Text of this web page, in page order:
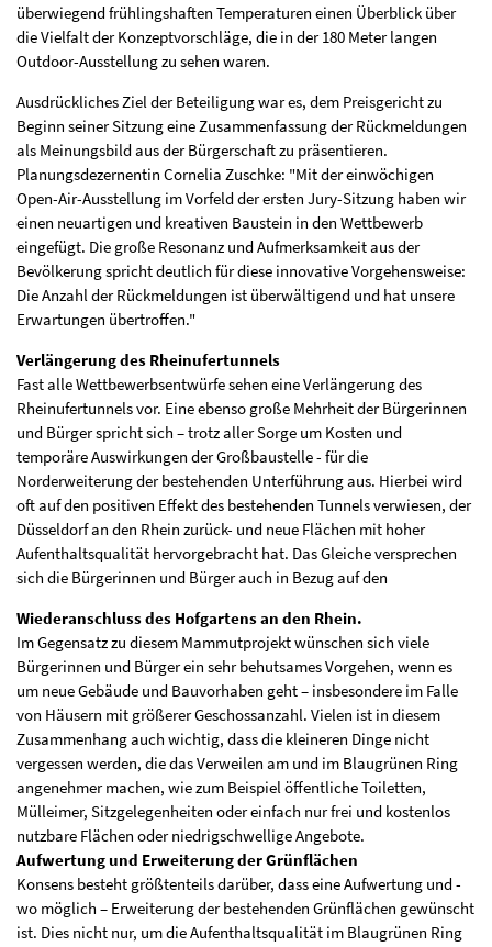
überwiegend frühlingshaften Temperaturen einen Überblick über
die Vielfalt der Konzeptvorschläge, die in der 180 Meter langen
Outdoor-Ausstellung zu sehen waren.
Ausdrückliches Ziel der Beteiligung war es, dem Preisgericht zu
Beginn seiner Sitzung eine Zusammenfassung der Rückmeldungen
als Meinungsbild aus der Bürgerschaft zu präsentieren.
Planungsdezernentin Cornelia Zuschke: "Mit der einwöchigen
Open-Air-Ausstellung im Vorfeld der ersten Jury-Sitzung haben wir
einen neuartigen und kreativen Baustein in den Wettbewerb
eingefügt. Die große Resonanz und Aufmerksamkeit aus der
Bevölkerung spricht deutlich für diese innovative Vorgehensweise:
Die Anzahl der Rückmeldungen ist überwältigend und hat unsere
Erwartungen übertroffen."
Verlängerung des Rheinufertunnels
Fast alle Wettbewerbsentwürfe sehen eine Verlängerung des
Rheinufertunnels vor. Eine ebenso große Mehrheit der Bürgerinnen
und Bürger spricht sich – trotz aller Sorge um Kosten und
temporäre Auswirkungen der Großbaustelle - für die
Norderweiterung der bestehenden Unterführung aus. Hierbei wird
oft auf den positiven Effekt des bestehenden Tunnels verwiesen, der
Düsseldorf an den Rhein zurück- und neue Flächen mit hoher
Aufenthaltsqualität hervorgebracht hat. Das Gleiche versprechen
sich die Bürgerinnen und Bürger auch in Bezug auf den
Wiederanschluss des Hofgartens an den Rhein.
Im Gegensatz zu diesem Mammutprojekt wünschen sich viele
Bürgerinnen und Bürger ein sehr behutsames Vorgehen, wenn es
um neue Gebäude und Bauvorhaben geht – insbesondere im Falle
von Häusern mit größerer Geschossanzahl. Vielen ist in diesem
Zusammenhang auch wichtig, dass die kleineren Dinge nicht
vergessen werden, die das Verweilen am und im Blaugrünen Ring
angenehmer machen, wie zum Beispiel öffentliche Toiletten,
Mülleimer, Sitzgelegenheiten oder einfach nur frei und kostenlos
nutzbare Flächen oder niedrigschwellige Angebote.
Aufwertung und Erweiterung der Grünflächen
Konsens besteht größtenteils darüber, dass eine Aufwertung und -
wo möglich – Erweiterung der bestehenden Grünflächen gewünscht
ist. Dies nicht nur, um die Aufenthaltsqualität im Blaugrünen Ring